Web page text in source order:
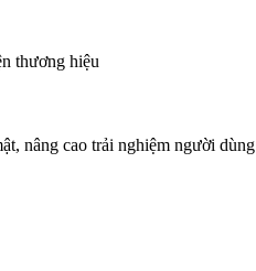
thương hiệu
nâng cao trải nghiệm người dùng